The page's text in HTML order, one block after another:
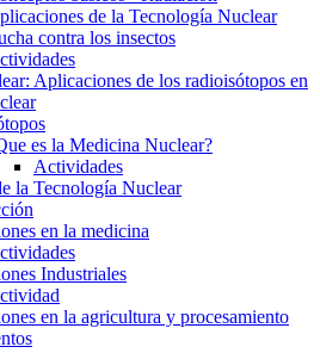
de la Tecnología Nuclear
contra los insectos
Aplicaciones de los radioisótopos en
es la Medicina Nuclear?
Actividades
la Tecnología Nuclear
en la medicina
Industriales
en la agricultura y procesamiento